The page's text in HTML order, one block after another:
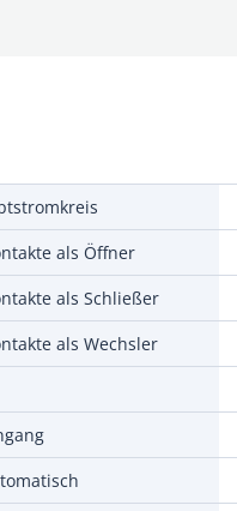
als Öffner
als Schließer
als Wechsler